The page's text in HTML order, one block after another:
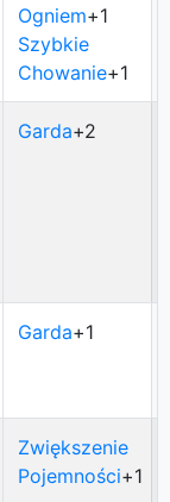
Ogniem+1
Szybkie
Chowanie+1
Garda+2
Garda+1
Zwiększenie
Pojemności+1